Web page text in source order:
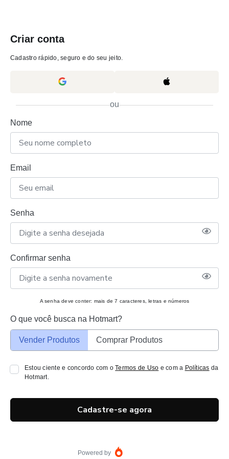
Criar conta
Cadastro rápido, seguro e do seu jeito.
ou
Nome
Email
Senha
Confirmar senha
A senha deve conter: mais de 7 caracteres, letras e números
O que você busca na Hotmart?
Vender Produtos Comprar Produtos
Estou ciente e concordo com oTermos de Uso e com a Políticas da
Hotmart.
Cadastre-se agora
Powered by